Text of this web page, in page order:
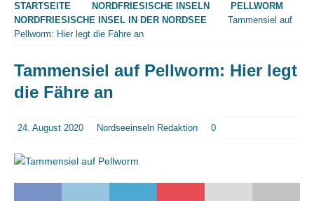
STARTSEITE NORDFRIESISCHE INSELN
PELLWORM
NORDFRIESISCHE INSEL IN DER NORDSEE
Tammensiel auf
Pellworm: Hier legt die Fähre an
Tammensiel auf Pellworm: Hier legt
die Fähre an
24. August 2020 Nordseeinseln Redaktion 0